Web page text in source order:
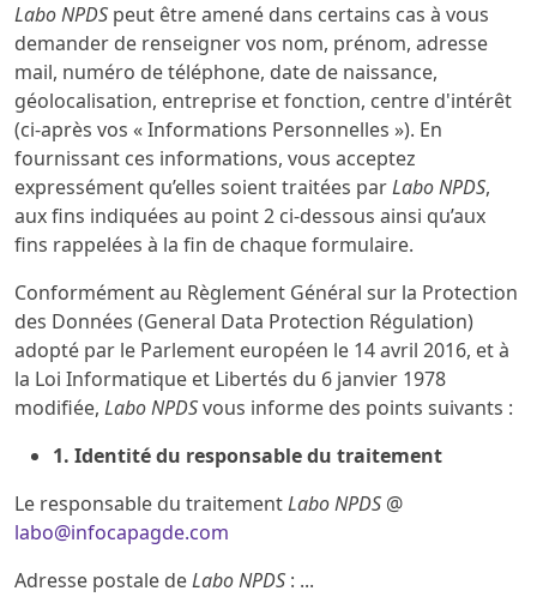
Labo NPDS peut être amené dans certains cas à vous
demander de renseigner vos nom, prénom, adresse
mail, numéro de téléphone, date de naissance,
géolocalisation, entreprise et fonction, centre d'intérêt
(ci-après vos « Informations Personnelles »). En
fournissant ces informations, vous acceptez
expressément qu’elles soient traitées parLabo NPDS,
aux fins indiquées au point 2 ci-dessous ainsi qu’aux
fins rappelées à la fin de chaque formulaire.
Conformément au Règlement Général sur la Protection
des Données (General Data Protection Régulation)
adopté par le Parlement européen le 14 avril 2016, et à
la Loi Informatique et Libertés du 6 janvier 1978
modifiée, Labo NPDSvous informe des points suivants :
1. Identité du responsable du traitement
Le responsable du traitementLabo NPDS @
labo@infocapagde.com
Adresse postale deLabo NPDS : ...